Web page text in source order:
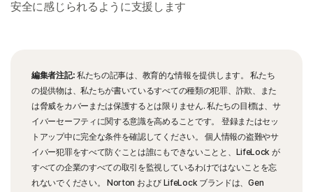
安全に感じられるように支援します
編集者注記: 私たちの記事は、教育的な情報を提供します。 私たち
の提供物は、私たちが書いているすべての種類の犯罪、詐欺、また
は脅威をカバーまたは保護するとは限りません. 私たちの目標は、サ
イバーセーフティに関する意識を高めることです。 登録またはセッ
トアップ中に完全な条件を確認してください。 個人情報の盗難やサ
イバー犯罪をすべて防ぐことは誰にもできないことと、LifeLock が
すべての企業のすべての取引を監視しているわけではないことを忘
れないでください。 Norton および LifeLock ブランドは、Gen